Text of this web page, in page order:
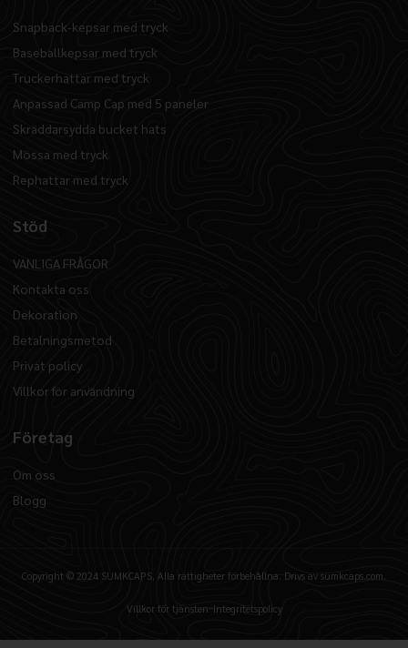
Snapback-kepsar med tryck
Baseballkepsar med tryck
Truckerhattar med tryck
Anpassad Camp Cap med 5 paneler
Skräddarsydda bucket hats
Mössa med tryck
Rephattar med tryck
Stöd
VANLIGA FRÅGOR
Kontakta oss
Dekoration
Betalningsmetod
Privat policy
Villkor för användning
Företag
Om oss
Blogg
Copyright © 2024 SUMKCAPS, Alla rättigheter förbehållna. Drivs av sumkcaps.com.
Villkor för tjänsten Integritetspolicy